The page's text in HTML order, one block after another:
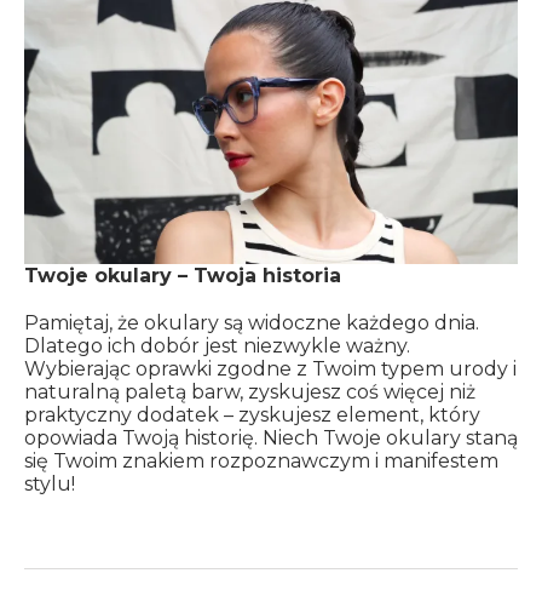
Twoje okulary – Twoja historia
Pamiętaj, że okulary są widoczne każdego dnia.
Dlatego ich dobór jest niezwykle ważny.
Wybierając oprawki zgodne z Twoim typem urody i
naturalną paletą barw, zyskujesz coś więcej niż
praktyczny dodatek – zyskujesz element, który
opowiada Twoją historię. Niech Twoje okulary staną
się Twoim znakiem rozpoznawczym i manifestem
stylu!